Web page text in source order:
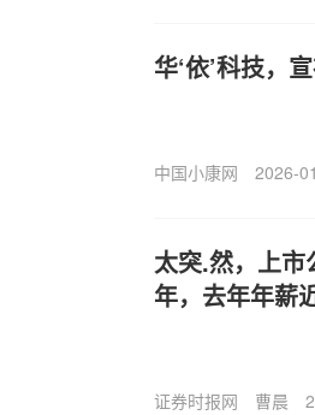
华‘依’科技，
中国小康网 2026-
太突.然，上市
年，去年年薪
证券时报网 曹晨